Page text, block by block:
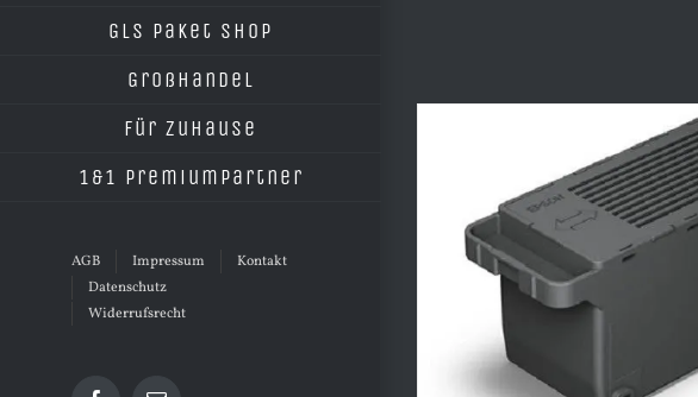
GLS Paket Shop
Großhandel
Für Zuhause
1&1 Premiumpartner
AGB Impressum
Kontakt
Datenschutz
Widerrufsrecht